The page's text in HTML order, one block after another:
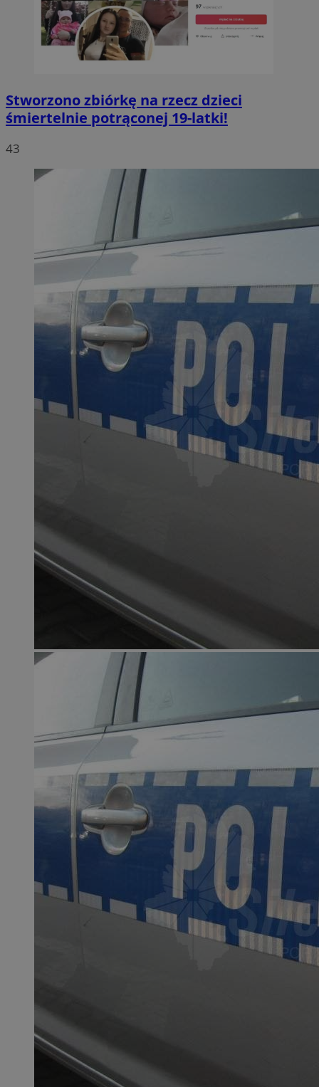
Stworzono zbiórkę na rzecz dzieci
śmiertelnie potrąconej 19-latki!
43